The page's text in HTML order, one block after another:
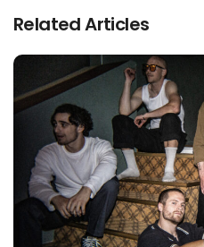
Related Articles